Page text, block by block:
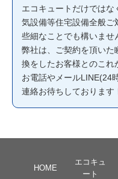
エコキュートだけでは
気設備等住宅設備全般ご
些細なことでも構いませ
弊社は、ご契約を頂い
換をしたお客様とのこれ
お電話やメールLINE(24
連絡お待ちしております
HOME
エコキュ
ート